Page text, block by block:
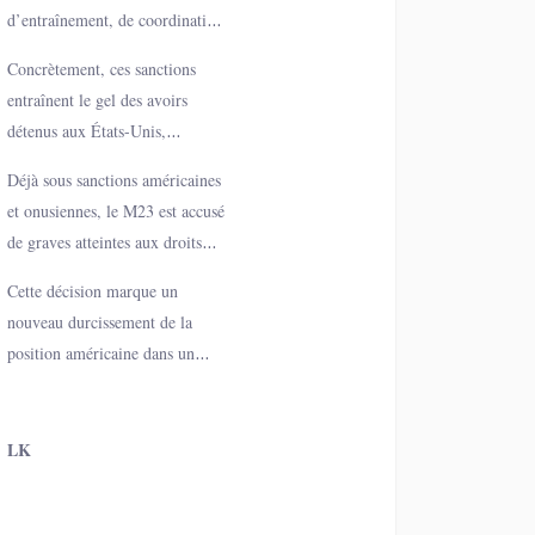
supérieurs occupant des
fonctions stratégiques au sein de
l’armée rwandaise.
d’entraînement, de coordination
accusations que les autorités
américaines considèrent comme
une violation des engagements
de paix relatifs à la crise dans
l’Est congolais.
Concrètement, ces sanctions
entraînent le gel des avoirs
détenus aux États-Unis,
avec des entités américaines et
un isolement financier accru. «
Les sanctions soutiennent la paix
en RDC », précise le Trésor
américain.
Déjà sous sanctions américaines
et onusiennes, le M23 est accusé
de graves atteintes aux droits
crise humanitaire dans l’Est de
la République démocratique du
Congo.
Cette décision marque un
nouveau durcissement de la
position américaine dans un
entre Kinshasa et Kigali.
LK